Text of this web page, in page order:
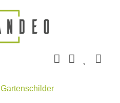
Gartenschilder